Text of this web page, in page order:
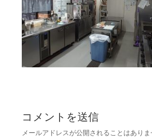
コメントを送信
メールアドレスが公開されることはありま